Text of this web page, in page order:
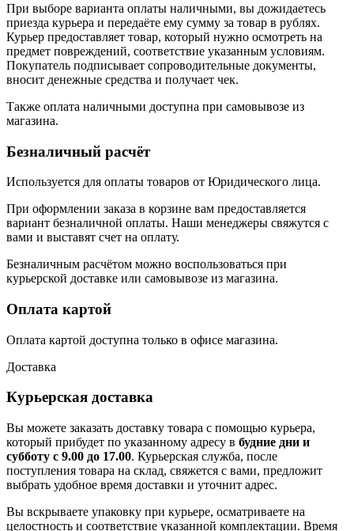
При выборе варианта оплаты наличными, вы дожидаетесь
приезда курьера и передаёте ему сумму за товар в рублях.
Курьер предоставляет товар, который нужно осмотреть на
предмет повреждений, соответствие указанным условиям.
Покупатель подписывает сопроводительные документы,
вносит денежные средства и получает чек.
Также оплата наличными доступна при самовывозе из
магазина.
Безналичный расчёт
Используется для оплаты товаров от Юридического лица.
При оформлении заказа в корзине вам предоставляется
вариант безналичной оплаты. Наши менеджеры свяжутся с
вами и выставят счет на оплату.
Безналичным расчётом можно воспользоваться при
курьерской доставке или самовывозе из магазина.
Оплата картой
Оплата картой доступна только в офисе магазина.
Доставка
Курьерская доставка
Вы можете заказать доставку товара с помощью курьера,
который прибудет по указанному адресу в будние дни и
субботу с 9.00 до 17.00. Курьерская служба, после
поступления товара на склад, свяжется с вами, предложит
выбрать удобное время доставки и уточнит адрес.
Вы вскрываете упаковку при курьере, осматриваете на
целостность и соответствие указанной комплектации. Время